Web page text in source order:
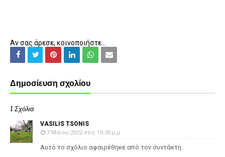
Αν σας άρεσε, κοινοποιήστε...
Δημοσίευση σχολίου
1 Σχόλια
VASILIS TSONIS
7 Μαΐου 2022 στις 10:35 μ.μ.
Αυτό το σχόλιο αφαιρέθηκε από τον συντάκτη.